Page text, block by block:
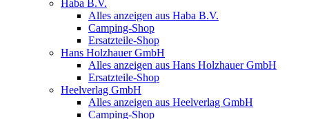
Haba B.V.
Alles anzeigen aus Haba B.V.
Camping-Shop
Ersatzteile-Shop
Hans Holzhauer GmbH
Alles anzeigen aus Hans Holzhauer GmbH
Ersatzteile-Shop
Heelverlag GmbH
Alles anzeigen aus Heelverlag GmbH
Camping-Shop